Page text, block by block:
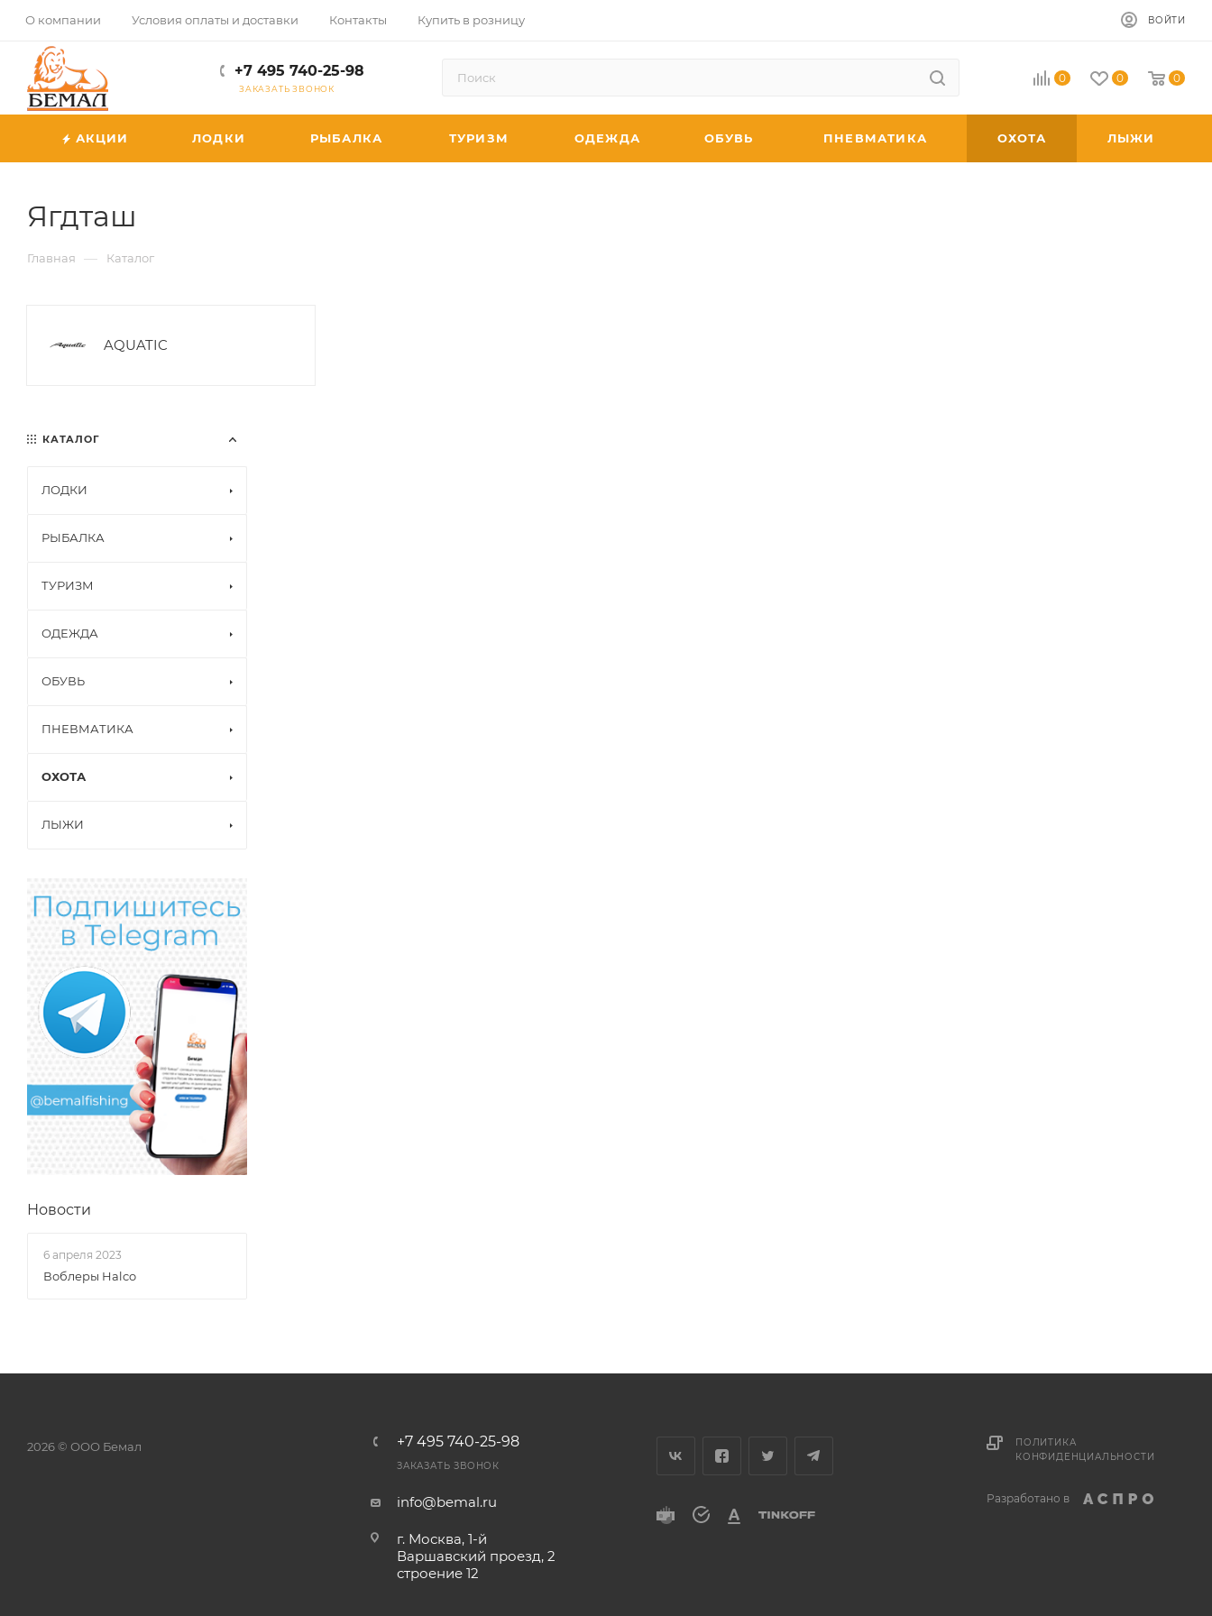
О компании Условия оплаты и доставки Контакты Купить в розницу ВОЙТИ
+7 495 740-25-98
ЗАКАЗАТЬ ЗВОНОК
0 0 0
АКЦИИ ЛОДКИ РЫБАЛКА ТУРИЗМ ОДЕЖДА ОБУВЬ ПНЕВМАТИКА ОХОТА ЛЫЖИ
Ягдташ
Главная — Каталог
AQUATIC
КАТАЛОГ
ЛОДКИ
РЫБАЛКА
ТУРИЗМ
ОДЕЖДА
ОБУВЬ
ПНЕВМАТИКА
ОХОТА
ЛЫЖИ
Новости
6 апреля 2023
Воблеры Halco
2026 © ООО Бемал +7 495 740-25-98
ЗАКАЗАТЬ ЗВОНОК
info@bemal.ru
г. Москва, 1-й
Варшавский проезд, 2
строение 12
ПОЛИТИКА
КОНФИДЕНЦИАЛЬНОСТИ
Разработано в